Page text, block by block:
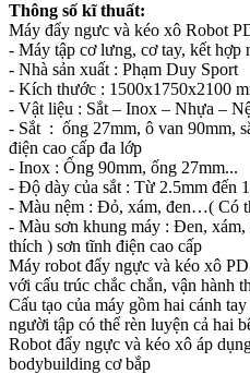
Thông số kĩ thuất:
Máy đẩy ngưc và kéo xô Robot
- Máy tập cơ lưng, cơ tay, kết hợp
- Nhà sản xuất : Phạm Duy Sport
- Kích thước : 1500x1750x2100
- Vật liệu : Sắt – Inox – Nhựa –
- Sắt : ống 27mm, ô van 90mm,
điện cao cấp đa lớp
- Inox : Ống 90mm, ống 27mm...
- Độ dày của sắt : Từ 2.5mm đến
- Màu nệm : Đỏ, xám, đen…( Có
- Màu sơn khung máy : Đen,
thích ) sơn tĩnh điện cao cấp
Máy robot đẩy ngực và kéo xô
với cấu trúc chắc chắn, vận hành
Cấu tạo của máy gồm hai cánh
người tập có thể rèn luyện cả hai
Robot đẩy ngực và kéo xô áp
bodybuilding cơ bắp